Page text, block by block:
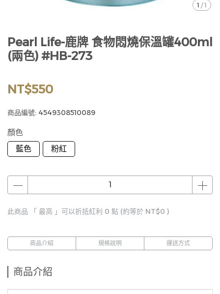
1 /1
Pearl Life-鹿牌 食物悶燒保溫罐400ml
(兩色) #HB-273
NT$550
商品編號: 4549308510089
顏色
藍色
粉紅
此商品 「 最高 」可以折抵紅利 0 點 (約等於 NT$0 )
商品介紹 規格說明 運送方式
商品介紹